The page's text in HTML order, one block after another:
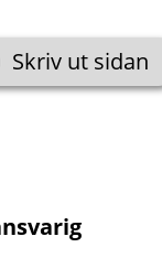
Skriv ut sidan